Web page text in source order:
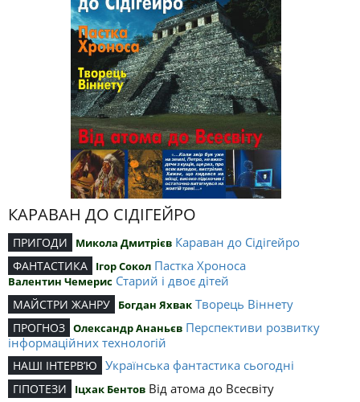
КАРАВАН ДО СІДІГЕЙРО
ПРИГОДИ Микола Дмитрієв Караван до Сідігейро
ФАНТАСТИКА Ігор Сокол Пастка Хроноса
Валентин Чемерис Старий і двоє дітей
МАЙСТРИ ЖАНРУ Богдан Яхвак Творець Віннету
ПРОГНОЗ Олександр Ананьєв Перспективи розвитку
інформаційних технологій
НАШІ ІНТЕРВ’Ю Українська фантастика сьогодні
ГІПОТЕЗИ Іцхак Бентов Від атома до Всесвіту